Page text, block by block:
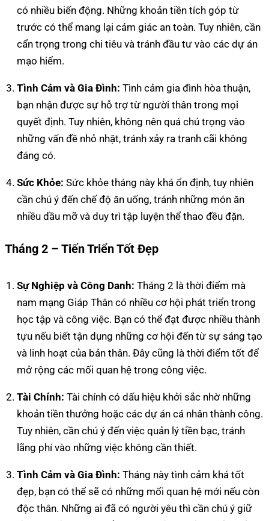
có nhiều biến động. Những khoản tiền tích góp từ
trước có thể mang lại cảm giác an toàn. Tuy nhiên, cần
cẩn trọng trong chi tiêu và tránh đầu tư vào các dự án
mạo hiểm.
Tình Cảm và Gia Đình: Tình cảm gia đình hòa thuận,
bạn nhận được sự hỗ trợ từ người thân trong mọi
quyết định. Tuy nhiên, không nên quá chú trọng vào
những vấn đề nhỏ nhặt, tránh xảy ra tranh cãi không
đáng có.
Sức Khỏe: Sức khỏe tháng này khá ổn định, tuy nhiên
cần chú ý đến chế độ ăn uống, tránh những món ăn
nhiều dầu mỡ và duy trì tập luyện thể thao đều đặn.
Tháng 2 – Tiến Triển Tốt Đẹp
Sự Nghiệp và Công Danh: Tháng 2 là thời điểm mà
nam mạng Giáp Thân có nhiều cơ hội phát triển trong
học tập và công việc. Bạn có thể đạt được nhiều thành
tựu nếu biết tận dụng những cơ hội đến từ sự sáng tạo
và linh hoạt của bản thân. Đây cũng là thời điểm tốt để
mở rộng các mối quan hệ trong công việc.
Tài Chính: Tài chính có dấu hiệu khởi sắc nhờ những
khoản tiền thưởng hoặc các dự án cá nhân thành công.
Tuy nhiên, cần chú ý đến việc quản lý tiền bạc, tránh
lãng phí vào những việc không cần thiết.
Tình Cảm và Gia Đình: Tháng này tình cảm khá tốt
đẹp, bạn có thể sẽ có những mối quan hệ mới nếu còn
độc thân. Những ai đã có người yêu thì cần chú ý giữ